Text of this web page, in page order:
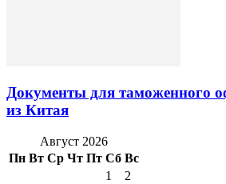
Документы для таможенного
из Китая
Август 2026
Пн Вт Ср Чт Пт Сб Вс
1
2